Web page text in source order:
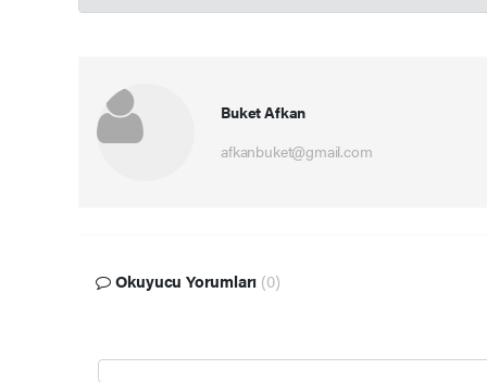
Buket Afkan
afkanbuket@gmail.com
Okuyucu Yorumları (0)